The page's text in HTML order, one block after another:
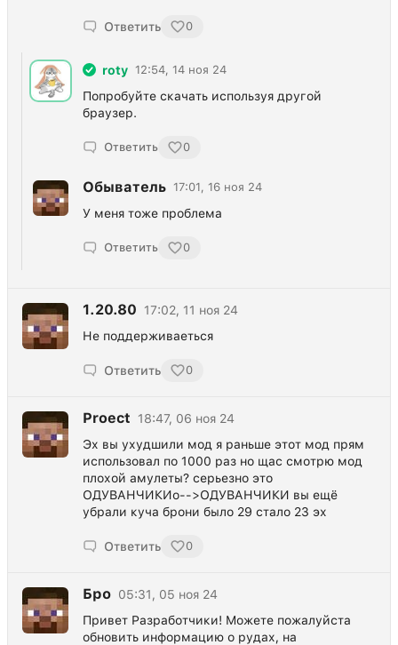
Ответить 0
roty 12:54, 14 ноя 24
Попробуйте скачать используя другой
браузер.
Ответить 0
Обыватель 17:01, 16 ноя 24
У меня тоже проблема
Ответить 0
1.20.80
17:02, 11 ноя 24
Не поддерживаеться
Ответить 0
Proect
18:47, 06 ноя 24
Эх вы ухудшили мод я раньше этот мод прям
использовал по 1000 раз но щас смотрю мод
плохой амулеты? серьезно это
ОДУВАНЧИКИо-->ОДУВАНЧИКИ вы ещё
убрали куча брони было 29 стало 23 эх
Ответить 0
Бро 05:31, 05 ноя 24
Привет Разработчики! Можете пожалуйста
обновить информацию о рудах, на